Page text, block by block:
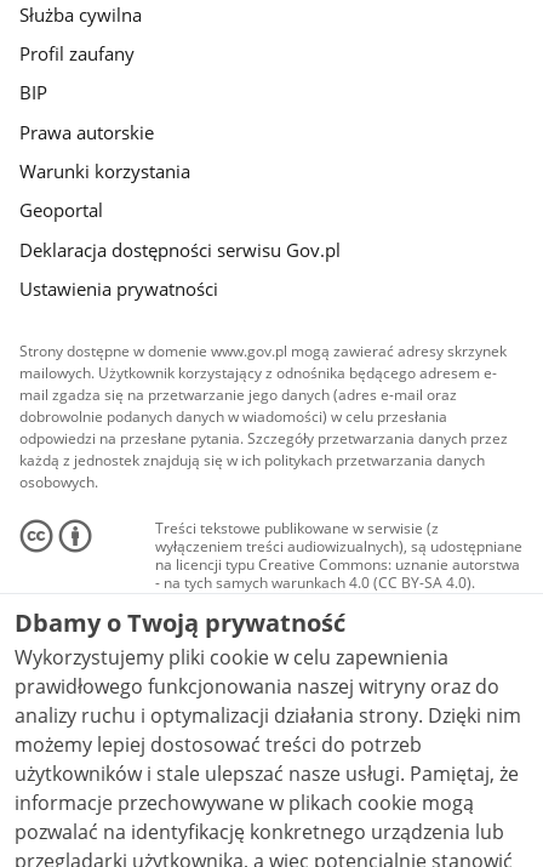
Służba cywilna
Profil zaufany
BIP
Prawa autorskie
Warunki korzystania
Geoportal
Deklaracja dostępności serwisu Gov.pl
Ustawienia prywatności
Strony dostępne w domenie www.gov.pl mogą zawierać adresy skrzynek
mailowych. Użytkownik korzystający z odnośnika będącego adresem e-
mail zgadza się na przetwarzanie jego danych (adres e-mail oraz
dobrowolnie podanych danych w wiadomości) w celu przesłania
odpowiedzi na przesłane pytania. Szczegóły przetwarzania danych przez
każdą z jednostek znajdują się w ich politykach przetwarzania danych
osobowych.
Treści tekstowe publikowane w serwisie (z
wyłączeniem treści audiowizualnych), są udostępniane
na licencji typu Creative Commons: uznanie autorstwa
- na tych samych warunkach 4.0 (CC BY-SA 4.0).
Materiały audiowizualne, w tym zdjęcia, materiały
audio i wideo, są udostępniane na licencji typu
Creative Commons: uznanie autorstwa użycie
niekomercyjne - bez utworów zależnych 4.0 (CC BY-
NC-ND 4.0), o ile nie jest to stwierdzone inaczej.
Dbamy o Twoją prywatność
Wykorzystujemy pliki cookie w celu zapewnienia
prawidłowego funkcjonowania naszej witryny oraz do
analizy ruchu i optymalizacji działania strony. Dzięki nim
możemy lepiej dostosować treści do potrzeb
użytkowników i stale ulepszać nasze usługi. Pamiętaj, że
informacje przechowywane w plikach cookie mogą
pozwalać na identyfikację konkretnego urządzenia lub
przeglądarki użytkownika, a więc potencjalnie stanowić